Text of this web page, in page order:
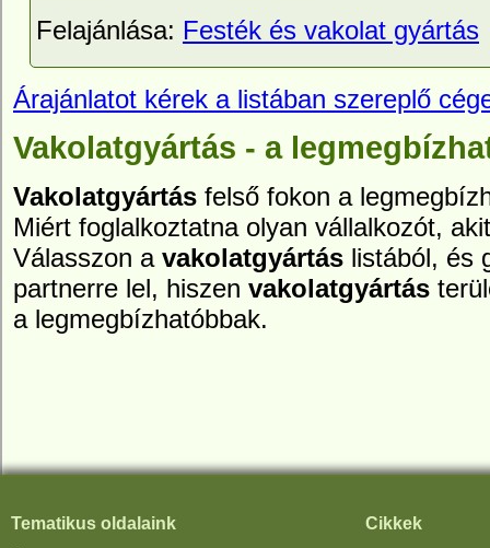
Felajánlása: Festék és vakolat gyártás
Árajánlatot kérek a listában szereplő
Vakolatgyártás - a
Vakolatgyártás felső fokon a
Miért foglalkoztatna olyan vállalkozót,
Válasszon a vakolatgyártás listából, és
partnerre lel, hiszen vakolatgyártás
a legmegbízhatóbbak.
Tematikus oldalaink Cikkek